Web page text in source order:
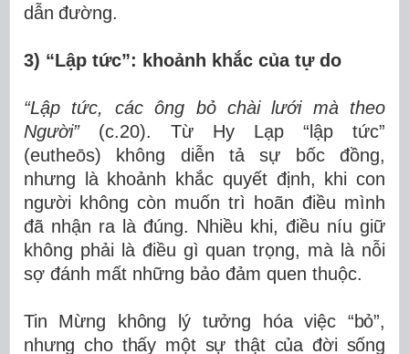
dẫn đường.
3) “Lập tức”: khoảnh khắc của tự do
“Lập tức, các ông bỏ chài lưới mà theo
Người”(c.20). Từ Hy Lạp “lập tức”
(eutheōs) không diễn tả sự bốc đồng,
nhưng là khoảnh khắc quyết định, khi con
người không còn muốn trì hoãn điều mình
đã nhận ra là đúng. Nhiều khi, điều níu giữ
không phải là điều gì quan trọng, mà là nỗi
sợ đánh mất những bảo đảm quen thuộc.
Tin Mừng không lý tưởng hóa việc “bỏ”,
nhưng cho thấy một sự thật của đời sống